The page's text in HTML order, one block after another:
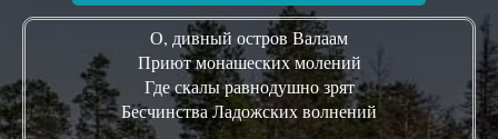
О, дивный остров Валаам
Приют монашеских молений
Где скалы равнодушно зрят
Бесчинства Ладожских волнений